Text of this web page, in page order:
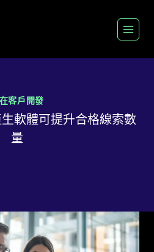
客戶開發
軟體可提升合格線索數
量